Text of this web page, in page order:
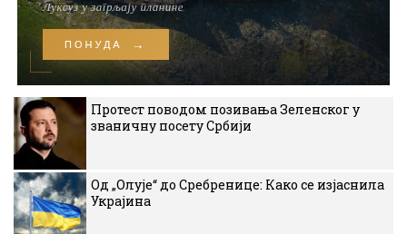
Протест поводом позивања Зеленског у
званичну посету Србији
Од „Олује“ до Сребренице: Како се изјаснила
Украјина